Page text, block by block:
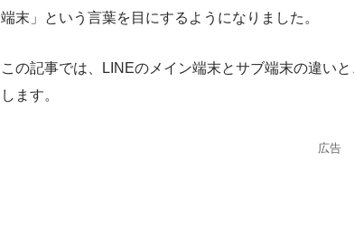
端末」という言葉を目にするようになりました。
この記事では、LINEのメイン端末とサブ端末の違い
します。
広告